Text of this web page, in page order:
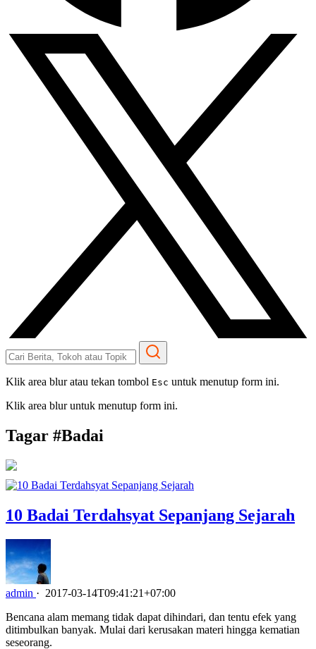
Klik area blur atau tekan tombol Esc untuk menutup form ini.
Klik area blur untuk menutup form ini.
Tagar #Badai
10 Badai Terdahsyat Sepanjang Sejarah
admin · 2017-03-14T09:41:21+07:00
Bencana alam memang tidak dapat dihindari, dan tentu efek yang
ditimbulkan banyak. Mulai dari kerusakan materi hingga kematian
seseorang.